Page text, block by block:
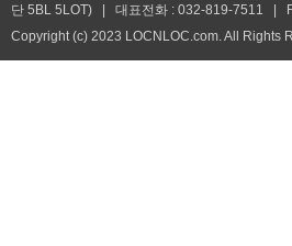
단 5BL 5LOT) | 대표전화 : 032-819-7511 |
Copyright (c) 2023 LOCNLOC.com. All Rights